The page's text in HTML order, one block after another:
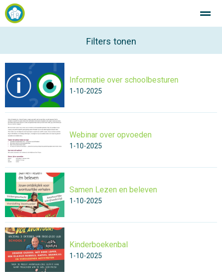
SintJan R.K. Basisschool Breezand Altijd in beweging!
Home Zoeken Nieuws Agenda
Filters tonen
Informatie over schoolbesturen
1-10-2025
Webinar over opvoeden
1-10-2025
Samen Lezen en beleven
1-10-2025
Kinderboekenbal
1-10-2025